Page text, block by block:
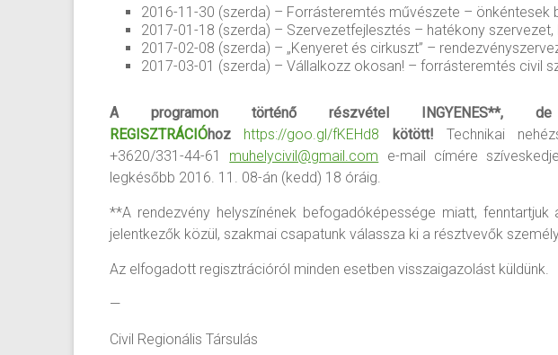
2016-11-30 (szerda) – Forrásteremtés művészete – önkéntesek
2017-01-18 (szerda) – Szervezetfejlesztés – hatékony
2017-02-08 (szerda) – „Kenyeret és cirkuszt” –
2017-03-01 (szerda) – Vállalkozz okosan! – forrásteremtés civil
A programon történő részvétel INGYENES**,
REGISZTRÁCIÓhoz https://goo.gl/fKEHd8 kötött! Technikai
+3620/331-44-61 muhelycivil@gmail.com e-mail címére
legkésőbb 2016. 11. 08-án (kedd) 18 óráig.
**A rendezvény helyszínének befogadóképessége miatt,
jelentkezők közül, szakmai csapatunk válassza ki a résztvevők
Az elfogadott regisztrációról minden esetben visszaigazolást küldünk.
—
Civil Regionális Társulás